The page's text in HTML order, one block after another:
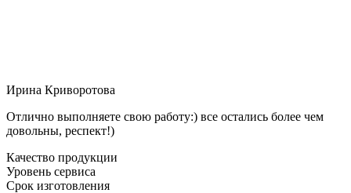
Ирина Криворотова
Отлично выполняете свою работу:) все остались более чем
довольны, респект!)
Качество продукции
Уровень сервиса
Срок изготовления